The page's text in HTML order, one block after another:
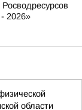
Росводресурсов
2026»
области